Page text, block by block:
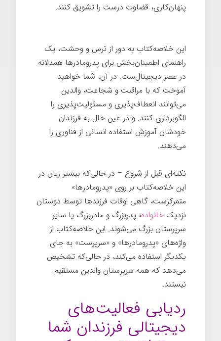
پنهان‌کاری، قضاوت درست را تشویق کنند.
این خلاصه‌کتاب به دور از ترس و وحشت، یک
راهنمای اطمینان‌بخش برای پدرومادرها همدلانه
در عصر دیجیتال‌ست. در آن، شما خواهید
آموخت که با مراقبت و شجاعت، والدین
می‌توانند انعطاف‌پذیری و مسئولیت‌پذیری را
الگوبرداری کنند. و در عین حال به فرزندان
خودشان آموزش استفاده انسانی از فناوری را
می‌دهند.
نکته‌ای قبل از شروع – در حالی‌که بیشتر زبان در
این خلاصه‌کتاب بر روی «پدرومادرها»
متمرکزست، گاهی اوقات فرزندها توسط دوستان
نزدیک خانواده، پدربزرگ و مادربزرگ یا سایر
سرپرستان بزرگ می‌شوند. این خلاصه‌کتاب از
واژه‌های «پدرومادرها» و «سرپرست» به جای
یکدیگر استفاده می‌کند، در حالی‌که تشخیص
می‌دهد که همه سرپرستان والدین مستقیم
نیستند.
ردیابی فعالیت‌های
دیجیتالی فرزندان شما